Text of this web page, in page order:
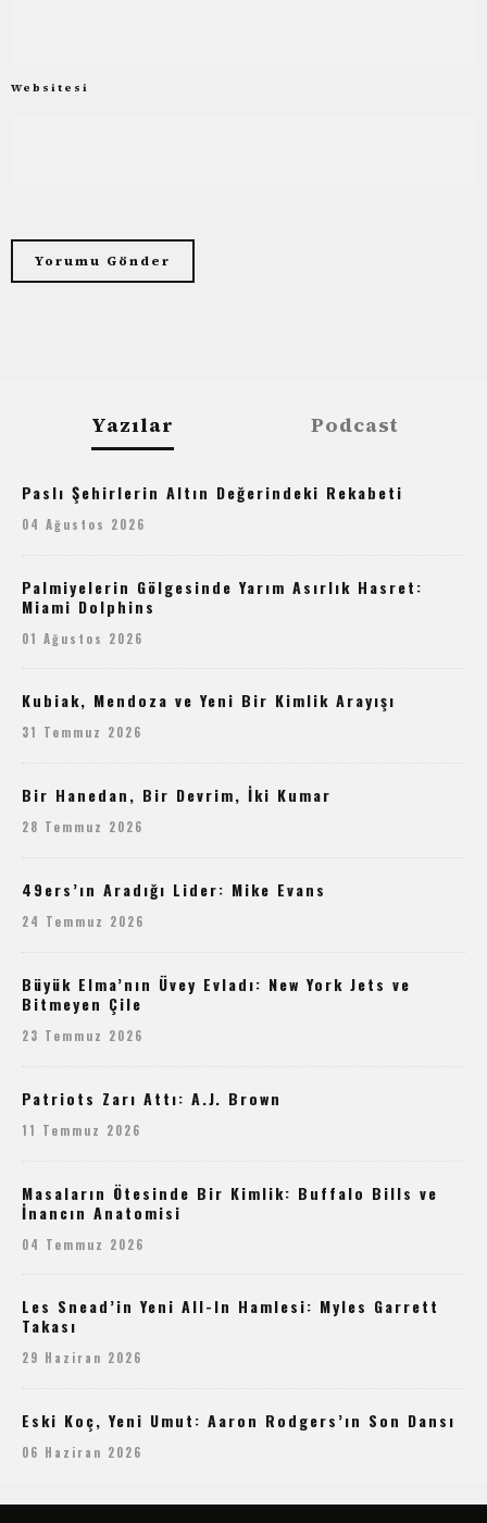
Websitesi
Yazılar Podcast
Paslı Şehirlerin Altın Değerindeki Rekabeti
04 Ağustos 2026
Palmiyelerin Gölgesinde Yarım Asırlık Hasret:
Miami Dolphins
01 Ağustos 2026
Kubiak, Mendoza ve Yeni Bir Kimlik Arayışı
31 Temmuz 2026
Bir Hanedan, Bir Devrim, İki Kumar
28 Temmuz 2026
49ers’ın Aradığı Lider: Mike Evans
24 Temmuz 2026
Büyük Elma’nın Üvey Evladı: New York Jets ve
Bitmeyen Çile
23 Temmuz 2026
Patriots Zarı Attı: A.J. Brown
11 Temmuz 2026
Masaların Ötesinde Bir Kimlik: Buffalo Bills ve
İnancın Anatomisi
04 Temmuz 2026
Les Snead’in Yeni All-In Hamlesi: Myles Garrett
Takası
29 Haziran 2026
Eski Koç, Yeni Umut: Aaron Rodgers’ın Son Dansı
06 Haziran 2026